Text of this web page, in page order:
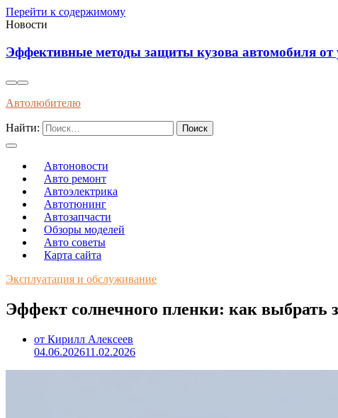
Перейти к содержимому
Новости
Эффективные методы защиты кузова автомобиля от
Автолюбителю
Найти:
Автоновости
Авто ремонт
Автоэлектрика
Автотюнинг
Автозапчасти
Обзоры моделей
Авто советы
Карта сайта
Эксплуатация и обслуживание
Эффект солнечного пленки: как выбрать
от Кирилл Алексеев
04.06.202611.02.2026